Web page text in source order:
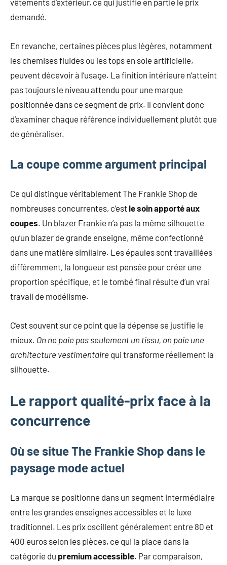
vêtements d’extérieur, ce qui justifie en partie le prix
demandé.
En revanche, certaines pièces plus légères, notamment
les chemises fluides ou les tops en soie artificielle,
peuvent décevoir à l’usage. La finition intérieure n’atteint
pas toujours le niveau attendu pour une marque
positionnée dans ce segment de prix. Il convient donc
d’examiner chaque référence individuellement plutôt que
de généraliser.
La coupe comme argument principal
Ce qui distingue véritablement The Frankie Shop de
nombreuses concurrentes, c’estle soin apporté aux
coupes. Un blazer Frankie n’a pas la même silhouette
qu’un blazer de grande enseigne, même confectionné
dans une matière similaire. Les épaules sont travaillées
différemment, la longueur est pensée pour créer une
proportion spécifique, et le tombé final résulte d’un vrai
travail de modélisme.
C’est souvent sur ce point que la dépense se justifie le
mieux. On ne paie pas seulement un tissu, on paie une
architecture vestimentaire qui transforme réellement la
silhouette.
Le rapport qualité-prix face à la
concurrence
Où se situe The Frankie Shop dans le
paysage mode actuel
La marque se positionne dans un segment intermédiaire
entre les grandes enseignes accessibles et le luxe
traditionnel. Les prix oscillent généralement entre 80 et
400 euros selon les pièces, ce qui la place dans la
catégorie du premium accessible. Par comparaison,